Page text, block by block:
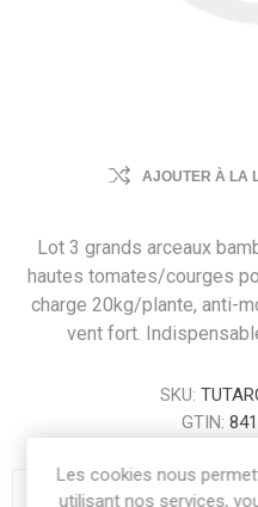
AJOUTER À LA
Lot 3 grands arceaux
hautes tomates/courges
charge 20kg/plante, anti-
vent fort.
SKU:
GTIN:
Les cookies nous
utilisant nos services,